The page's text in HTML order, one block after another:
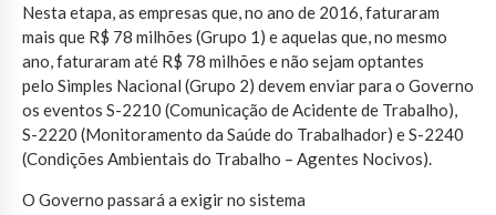
Nesta etapa, as empresas que, no ano de 2016, faturaram
mais que R$ 78 milhões (Grupo 1) e aquelas que, no mesmo
ano, faturaram até R$ 78 milhões e não sejam optantes
pelo Simples Nacional (Grupo 2) devem enviar para o Governo
os eventos S-2210 (Comunicação de Acidente de Trabalho),
S-2220 (Monitoramento da Saúde do Trabalhador) e S-2240
(Condições Ambientais do Trabalho – Agentes Nocivos).
O Governo passará a exigir no sistema